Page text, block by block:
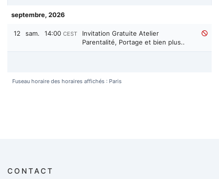
septembre, 2026
12 sam. 14:00 CEST
Invitation Gratuite Atelier
Parentalité, Portage et bien plus..
Fuseau horaire des horaires affichés : Paris
CONTACT